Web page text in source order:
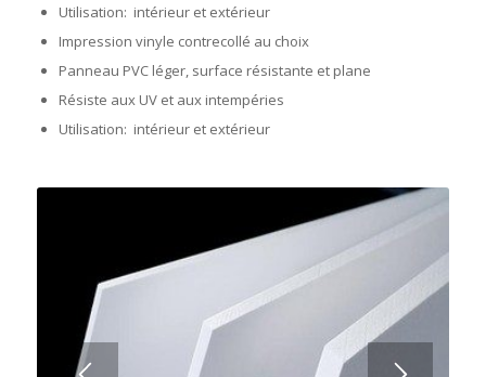
Utilisation: intérieur et extérieur
Impression vinyle contrecollé au choix
Panneau PVC léger, surface résistante et plane
Résiste aux UV et aux intempéries
Utilisation: intérieur et extérieur